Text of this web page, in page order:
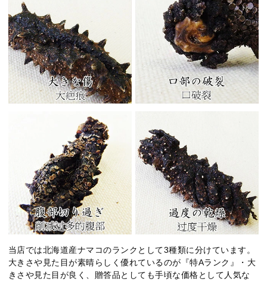
当店では北海道産ナマコのランクとして3種類に分けています。
大きさや見た目が素晴らしく優れているのが『特Aランク』・大
きさや見た目が良く、贈答品としても手頃な価格として人気な